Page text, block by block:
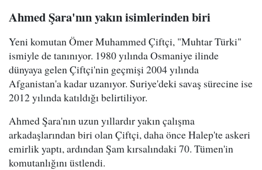
Ahmed Şara'nın yakın isimlerinden biri
Yeni komutan Ömer Muhammed Çiftçi, "Muhtar Türki"
ismiyle de tanınıyor. 1980 yılında Osmaniye ilinde
dünyaya gelen Çiftçi'nin geçmişi 2004 yılında
Afganistan'a kadar uzanıyor. Suriye'deki savaş sürecine ise
2012 yılında katıldığı belirtiliyor.
Ahmed Şara'nın uzun yıllardır yakın çalışma
arkadaşlarından biri olan Çiftçi, daha önce Halep'te askeri
emirlik yaptı, ardından Şam kırsalındaki 70. Tümen'in
komutanlığını üstlendi.